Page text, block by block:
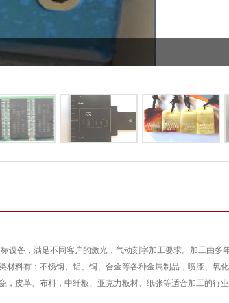
备，满足不同客户的激光，气动刻字加工要求。加工由多
料有：不锈钢、铝、铜、合金等各种金属制品，喷漆、氧
皮革、布料，中纤板、亚克力板材、纸张等适合加工的行业